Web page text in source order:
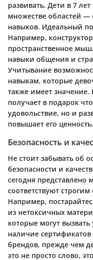
развивать. Дети в 7
множестве областей
навыков. Идеальный
Например,
пространственное
навыки общения и
Учитывание
навыкам, которые
также имеет значение.
получает в подарок
удовольствие, но и
повышает его ценность.
Безопасность и
Не стоит забывать об
безопасности и
сегодня представлено
соответствуют
Например,
из нетоксичных
которые могут
наличие
брендов, прежде чем
это не просто слово,